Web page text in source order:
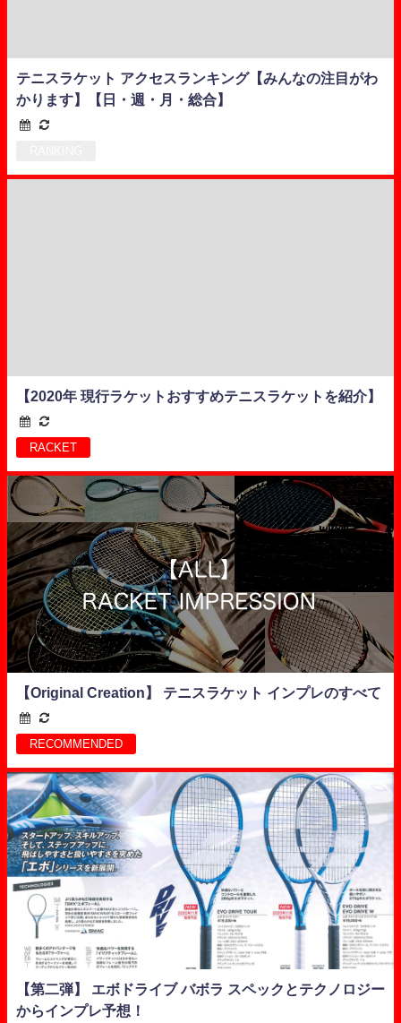
テニスラケット アクセスランキング【みんなの注目がわ
かります】【日・週・月・総合】
【2020年 現行ラケットおすすめテニスラケットを紹介】
RACKET
【Original Creation】 テニスラケット インプレのすべて
RECOMMENDED
【第二弾】 エボドライブ バボラ スペックとテクノロジー
からインプレ予想！